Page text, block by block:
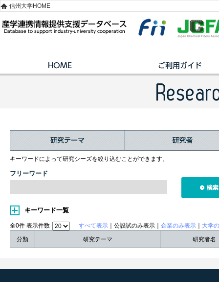
信州大学HOME
キーワードによって研究シーズを絞り込むことができます。
フリーワード
キーワード一覧
全0件 表示件数 すべて表示 ｜公設試のみ表示｜ 企業のみ表示
大学
分類
研究テーマ 研究者名